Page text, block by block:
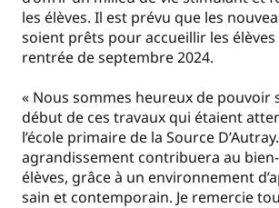
les élèves. Il est prévu que les
soient prêts pour accueillir les élèves
rentrée de septembre 2024.
« Nous sommes heureux de pouvoir
début de ces travaux qui étaient
l’école primaire de la Source
agrandissement contribuera au
élèves, grâce à un environnement
sain et contemporain. Je remercie